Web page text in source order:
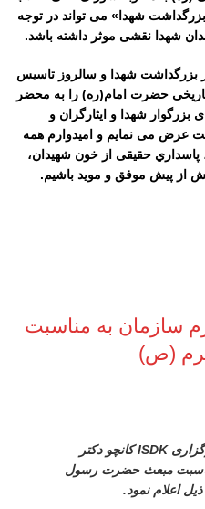
به نام روز « بزرگداشت شهدا» می تواند در توجه
شهدا نقشی موثر داشته باشد.
۲۲ اسفند ماه روز بزرگداشت شهدا و سالروز تاسیس
تاریخی حضرت امام(ره) را به محضر
بزرگوار شهدا و ایثارگران و
عرض می نمایم و امیدوارم همه
پاسداري حقیقی از خون شهیدان،
از پيش موفق و مويد باشيم.
سازمان به مناسبت
(ص)
به گزارش مسول خبرگزاری ISDK کانچو دکتر
مبعث حضرت رسول
اعلام نمود.